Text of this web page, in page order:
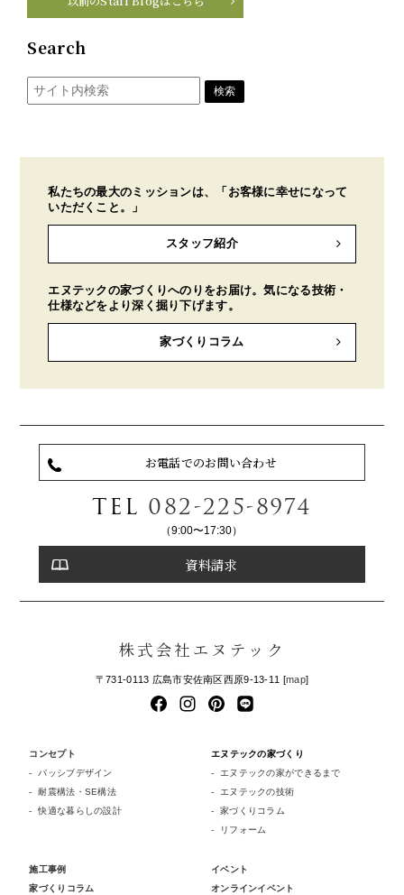
Search
私たちの最大のミッションは、「お客様に幸せになって
いただくこと。」
スタッフ紹介
エヌテックの家づくりへのりをお届け。気になる技術・
仕様などをより深く掘り下げます。
家づくりコラム
お電話でのお問い合わせ
TEL 082-225-8974
（9:00〜17:30）
資料請求
株式会社エヌテック
〒731-0113 広島市安佐南区西原9-13-11 [map]
コンセプト
パッシブデザイン
耐震構法・SE構法
快適な暮らしの設計
エヌテックの家づくり
エヌテックの家ができるまで
エヌテックの技術
家づくりコラム
リフォーム
施工事例
家づくりコラム
イベント
オンラインイベント